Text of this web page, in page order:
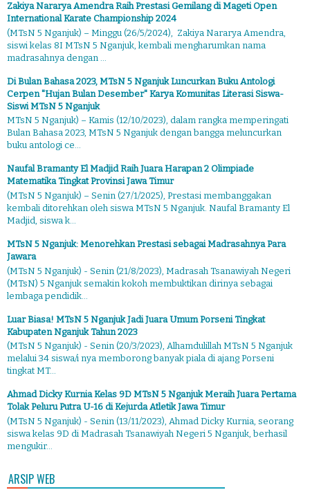
Zakiya Nararya Amendra Raih Prestasi Gemilang di Mageti Open
International Karate Championship 2024
(MTsN 5 Nganjuk) – Minggu (26/5/2024), Zakiya Nararya Amendra,
siswi kelas 8I MTsN 5 Nganjuk, kembali mengharumkan nama
madrasahnya dengan ...
Di Bulan Bahasa 2023, MTsN 5 Nganjuk Luncurkan Buku Antologi
Cerpen "Hujan Bulan Desember" Karya Komunitas Literasi Siswa-
Siswi MTsN 5 Nganjuk
MTsN 5 Nganjuk) – Kamis (12/10/2023), dalam rangka memperingati
Bulan Bahasa 2023, MTsN 5 Nganjuk dengan bangga meluncurkan
buku antologi ce...
Naufal Bramanty El Madjid Raih Juara Harapan 2 Olimpiade
Matematika Tingkat Provinsi Jawa Timur
(MTsN 5 Nganjuk) – Senin (27/1/2025), Prestasi membanggakan
kembali ditorehkan oleh siswa MTsN 5 Nganjuk. Naufal Bramanty El
Madjid, siswa k...
MTsN 5 Nganjuk: Menorehkan Prestasi sebagai Madrasahnya Para
Jawara
(MTsN 5 Nganjuk) - Senin (21/8/2023), Madrasah Tsanawiyah Negeri
(MTsN) 5 Nganjuk semakin kokoh membuktikan dirinya sebagai
lembaga pendidik...
Luar Biasa! MTsN 5 Nganjuk Jadi Juara Umum Porseni Tingkat
Kabupaten Nganjuk Tahun 2023
(MTsN 5 Nganjuk) - Senin (20/3/2023), Alhamdulillah MTsN 5 Nganjuk
melalui 34 siswa/i nya memborong banyak piala di ajang Porseni
tingkat MT...
Ahmad Dicky Kurnia Kelas 9D MTsN 5 Nganjuk Meraih Juara Pertama
Tolak Peluru Putra U-16 di Kejurda Atletik Jawa Timur
(MTsN 5 Nganjuk) - Senin (13/11/2023), Ahmad Dicky Kurnia, seorang
siswa kelas 9D di Madrasah Tsanawiyah Negeri 5 Nganjuk, berhasil
mengukir...
ARSIP WEB